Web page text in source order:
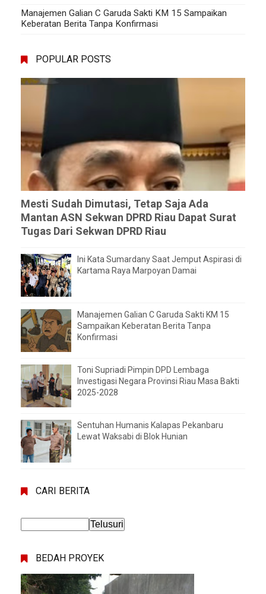
Manajemen Galian C Garuda Sakti KM 15 Sampaikan
Keberatan Berita Tanpa Konfirmasi
POPULAR POSTS
Mesti Sudah Dimutasi, Tetap Saja Ada
Mantan ASN Sekwan DPRD Riau Dapat Surat
Tugas Dari Sekwan DPRD Riau
Ini Kata Sumardany Saat Jemput Aspirasi di
Kartama Raya Marpoyan Damai
Manajemen Galian C Garuda Sakti KM 15
Sampaikan Keberatan Berita Tanpa
Konfirmasi
Toni Supriadi Pimpin DPD Lembaga
Investigasi Negara Provinsi Riau Masa Bakti
2025-2028
Sentuhan Humanis Kalapas Pekanbaru
Lewat Waksabi di Blok Hunian
CARI BERITA
BEDAH PROYEK